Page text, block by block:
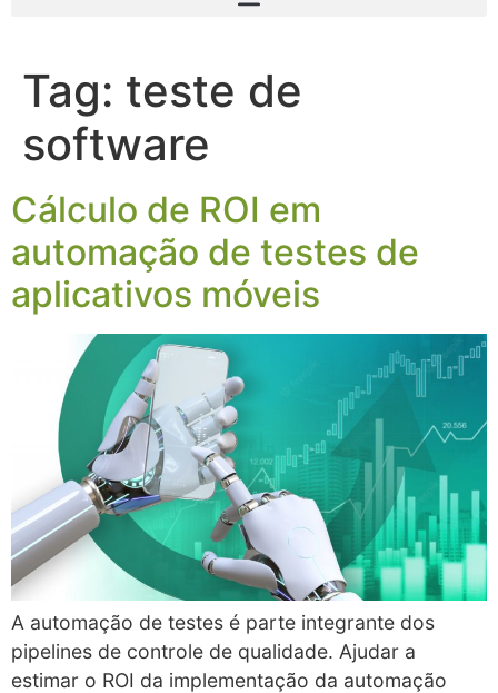
Tag: teste de
software
Cálculo de ROI em
automação de testes de
aplicativos móveis
A automação de testes é parte integrante dos
pipelines de controle de qualidade. Ajudar a
estimar o ROI da implementação da automação